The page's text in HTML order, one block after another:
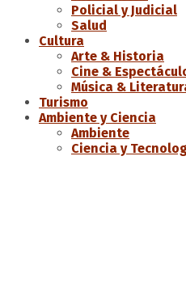
Policial y Judicial
Salud
Cultura
Arte & Historia
Cine &
Música &
Turismo
Ambiente y Ciencia
Ambiente
Ciencia y